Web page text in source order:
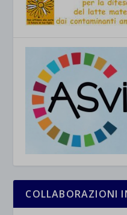
COLLABORAZIONI